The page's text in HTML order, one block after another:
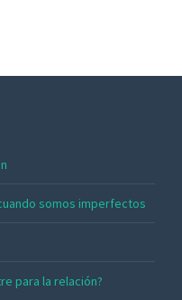
somos imperfectos
para la relación?